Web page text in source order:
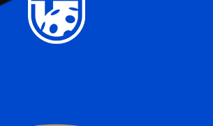
voivat yhdistää näitä
joita olet antanut heille tai joita on
heidän palvelujaan.